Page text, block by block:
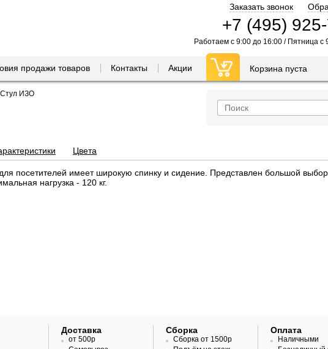
Заказать звонок
+7 (495)
Работаем с 9:00 до 16:00 / Пятница с
продажи товаров Контакты Акции Корзина пуста
Стул ИЗО
Цвета
посетителей имеет широкую спинку и сидение. Представлен большой выбор
нагрузка - 120 кг.
Оплата
Наличными
Сборка
Сборка от 1500р
Доставка
от 500р